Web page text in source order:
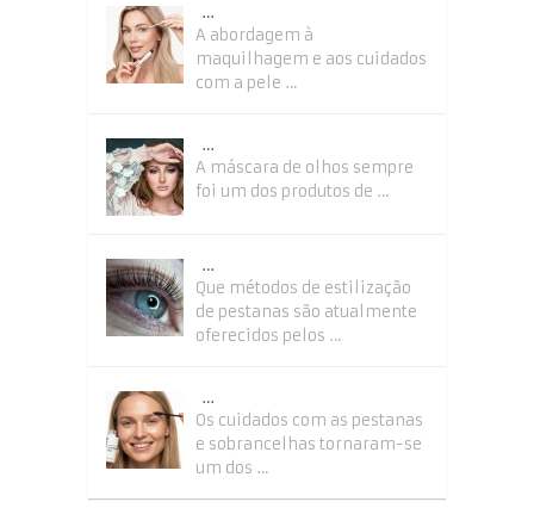
…
A abordagem à
maquilhagem e aos cuidados
com a pele …
…
A máscara de olhos sempre
foi um dos produtos de …
…
Que métodos de estilização
de pestanas são atualmente
oferecidos pelos …
…
Os cuidados com as pestanas
e sobrancelhas tornaram-se
um dos …